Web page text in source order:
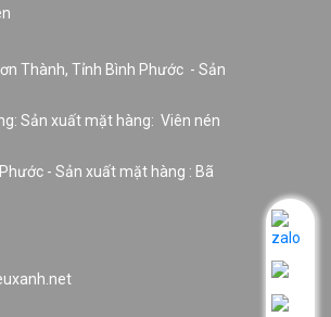
Thành, Tỉnh Bình Phước - Sản
Sản xuất mặt hàng: Viên nén
- Sản xuất mặt hàng : Bã